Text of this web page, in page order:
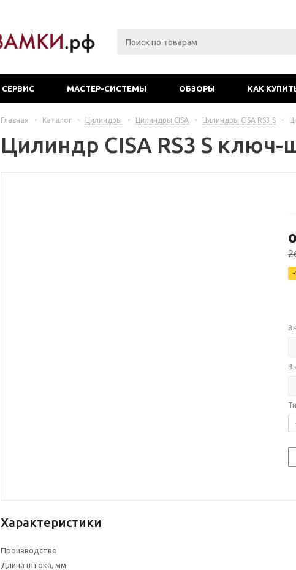
СЕРВИС МАСТЕР-СИСТЕМЫ ОБЗОРЫ КАК
Главная - Каталог - Цилиндры - Цилиндры CISA - Цилиндры CISA RS3 S -
Цилиндр CISA RS3 S ключ-
-
Характеристики
Производство
Длина штока, мм